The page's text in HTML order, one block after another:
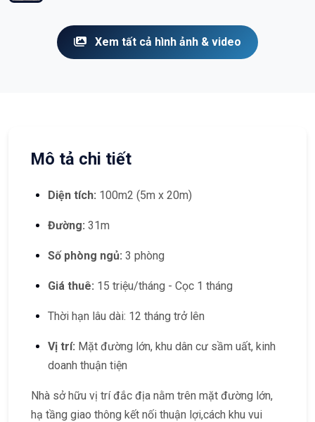
Xem tất cả hình ảnh & video
Mô tả chi tiết
Diện tích: 100m2 (5m x 20m)
Đường: 31m
Số phòng ngủ: 3 phòng
Giá thuê: 15 triệu/tháng - Cọc 1 tháng
Thời hạn lâu dài: 12 tháng trở lên
Vị trí: Mặt đường lớn, khu dân cư sầm uất, kinh
doanh thuận tiện
Nhà sở hữu vị trí đắc địa nằm trên mặt đường lớn,
hạ tầng giao thông kết nối thuận lợi,cách khu vui